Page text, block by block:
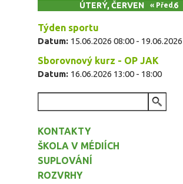
ÚTERÝ, ČERVEN 16, 2026
« Před
Týden sportu
Datum: 15.06.2026 08:00 -
Sborovnový kurz - OP JAK
Datum: 16.06.2026 13:00 - 18:00
KONTAKTY
ŠKOLA V MÉDIÍCH
SUPLOVÁNÍ
ROZVRHY